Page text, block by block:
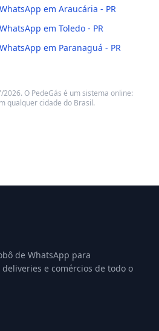
em Araucária - PR
em Toledo - PR
em Paranaguá - PR
O PedeGás é um sistema online:
qualquer cidade do Brasil.
de WhatsApp para
e comércios de todo o